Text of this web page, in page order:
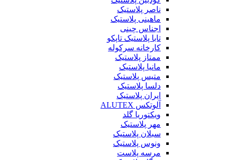
ناصر پلاستیک
ماهینی پلاستیک
اجناس چینی
تابا پلاستیک تاپکو
کارخانه سرکوله
ممتاز پلاستیک
مانیا پلاستیک
متیس پلاستیک
دلسا پلاستیک
ایران پلاستیک
آلوتکس ALUTEX
ویکتوریا گلد
مهر پلاستیک
سبلان پلاستیک
ونوس پلاستیک
مرسه پلاست